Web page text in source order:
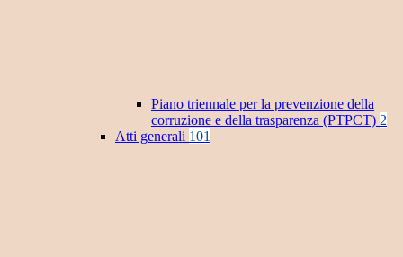
Piano triennale per la prevenzione della
corruzione e della trasparenza (PTPCT) 2
Atti generali 101